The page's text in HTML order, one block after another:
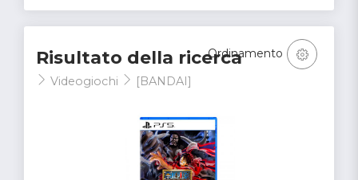
Risultato della ricerca
Videogiochi [BANDAI]
Ordinamento